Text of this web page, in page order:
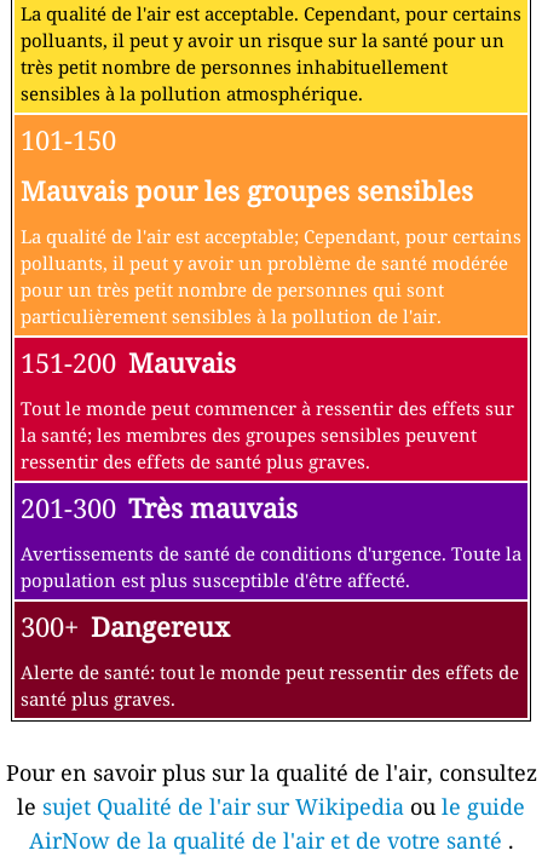
La qualité de l'air est acceptable. Cependant, pour certains
polluants, il peut y avoir un risque sur la santé pour un
très petit nombre de personnes inhabituellement
sensibles à la pollution atmosphérique.
101-150
Mauvais pour les groupes sensibles
La qualité de l'air est acceptable; Cependant, pour certains
polluants, il peut y avoir un problème de santé modérée
pour un très petit nombre de personnes qui sont
particulièrement sensibles à la pollution de l'air.
151-200 Mauvais
Tout le monde peut commencer à ressentir des effets sur
la santé; les membres des groupes sensibles peuvent
ressentir des effets de santé plus graves.
201-300 Très mauvais
Avertissements de santé de conditions d'urgence. Toute la
population est plus susceptible d'être affecté.
300+ Dangereux
Alerte de santé: tout le monde peut ressentir des effets de
santé plus graves.
Pour en savoir plus sur la qualité de l'air, consultez
le sujet Qualité de l'air sur Wikipedia ou le guide
AirNow de la qualité de l'air et de votre santé .